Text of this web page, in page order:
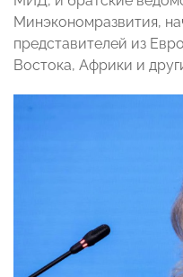
Минэкономразвития,
представителей из
Востока, Африки и